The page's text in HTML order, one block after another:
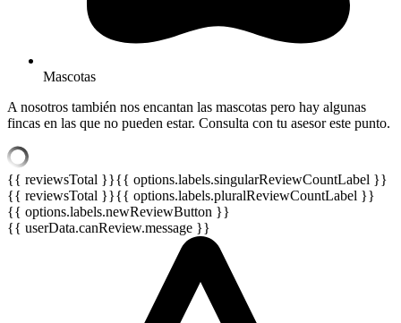
Mascotas
A nosotros también nos encantan las mascotas pero hay algunas
fincas en las que no pueden estar. Consulta con tu asesor este punto.
{{ reviewsTotal }}{{ options.labels.singularReviewCountLabel }}
{{ reviewsTotal }}{{ options.labels.pluralReviewCountLabel }}
{{ options.labels.newReviewButton }}
{{ userData.canReview.message }}